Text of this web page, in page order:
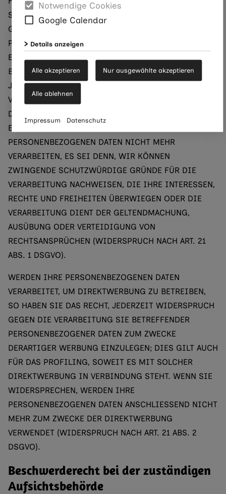
Notwendige Cookies
Google Calendar
Details anzeigen
Alle akzeptieren Nur ausgewählte akzeptieren
Alle ablehnen
Impressum Datenschutz
SICH AUS IHRER BESONDEREN SITUATION ERGEBEN,
GEGEN DIE VERARBEITUNG IHRER
PERSONENBEZOGENEN DATEN WIDERSPRUCH
EINZULEGEN; DIES GILT AUCH FÜR EIN AUF DIESE
BESTIMMUNGEN GESTÜTZTES PROFILING. DIE
JEWEILIGE RECHTSGRUNDLAGE, AUF DENEN EINE
VERARBEITUNG BERUHT, ENTNEHMEN SIE DIESER
DATENSCHUTZERKLÄRUNG. WENN SIE WIDERSPRUCH
EINLEGEN, WERDEN WIR IHRE BETROFFENEN
PERSONENBEZOGENEN DATEN NICHT MEHR
VERARBEITEN, ES SEI DENN, WIR KÖNNEN
ZWINGENDE SCHUTZWÜRDIGE GRÜNDE FÜR DIE
VERARBEITUNG NACHWEISEN, DIE IHRE INTERESSEN,
RECHTE UND FREIHEITEN ÜBERWIEGEN ODER DIE
VERARBEITUNG DIENT DER GELTENDMACHUNG,
AUSÜBUNG ODER VERTEIDIGUNG VON
RECHTSANSPRÜCHEN (WIDERSPRUCH NACH ART. 21
ABS. 1 DSGVO).
WERDEN IHRE PERSONENBEZOGENEN DATEN
VERARBEITET, UM DIREKTWERBUNG ZU BETREIBEN,
SO HABEN SIE DAS RECHT, JEDERZEIT WIDERSPRUCH
GEGEN DIE VERARBEITUNG SIE BETREFFENDER
PERSONENBEZOGENER DATEN ZUM ZWECKE
DERARTIGER WERBUNG EINZULEGEN; DIES GILT AUCH
FÜR DAS PROFILING, SOWEIT ES MIT SOLCHER
DIREKTWERBUNG IN VERBINDUNG STEHT. WENN SIE
WIDERSPRECHEN, WERDEN IHRE
PERSONENBEZOGENEN DATEN ANSCHLIESSEND NICHT
MEHR ZUM ZWECKE DER DIREKTWERBUNG
VERWENDET (WIDERSPRUCH NACH ART. 21 ABS. 2
DSGVO).
Beschwerde­recht bei der zuständigen
Aufsichts­behörde